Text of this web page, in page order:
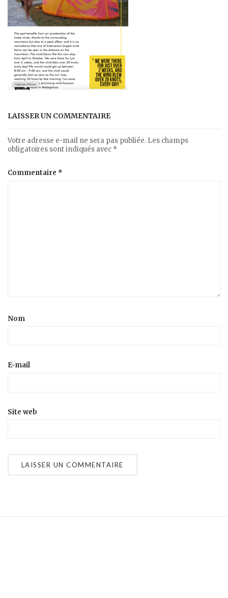
LAISSER UN COMMENTAIRE
Votre adresse e-mail ne sera pas publiée. Les champs
obligatoires sont indiqués avec *
Commentaire *
Nom
E-mail
Site web